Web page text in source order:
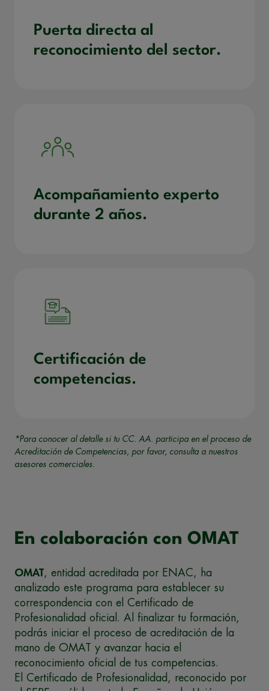
Puerta directa al
reconocimiento del sector.
Acompañamiento experto
durante 2 años.
Certificación de
competencias.
*Para conocer al detalle si tu CC. AA. participa en el proceso de
Acreditación de Competencias, por favor, consulta a nuestros
asesores comerciales.
En colaboración con OMAT
OMAT, entidad acreditada por ENAC, ha
analizado este programa para establecer su
correspondencia con el Certificado de
Profesionalidad oficial. Al finalizar tu formación,
podrás iniciar el proceso de acreditación de la
mano de OMAT y avanzar hacia el
reconocimiento oficial de tus competencias.
El Certificado de Profesionalidad, reconocido por